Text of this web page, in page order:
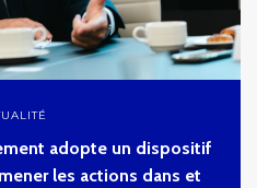
adopte un dispositif
les actions dans et